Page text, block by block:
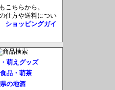
こちらから。
仕方や送料につい
ショッピングガイ
萌えグッズ
品・萌茶
の地酒